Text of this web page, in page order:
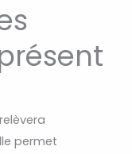
permet